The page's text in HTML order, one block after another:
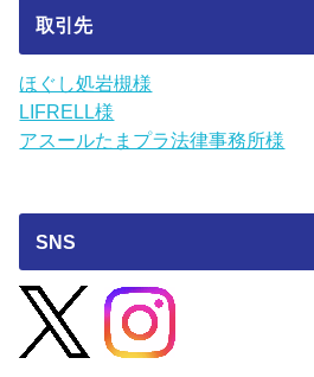
取引先
ほぐし処岩槻様
LIFRELL様
アスールたまプラ法律事務所様
SNS